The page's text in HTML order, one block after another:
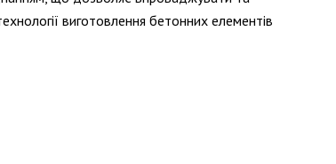
виготовлення бетонних елементів